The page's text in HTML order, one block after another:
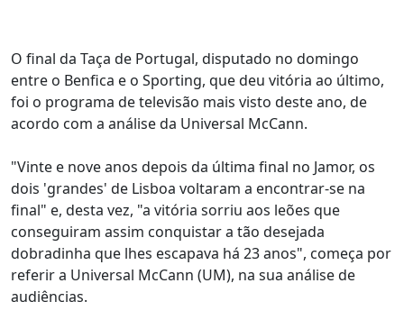
O final da Taça de Portugal, disputado no domingo
entre o Benfica e o Sporting, que deu vitória ao último,
foi o programa de televisão mais visto deste ano, de
acordo com a análise da Universal McCann.
"Vinte e nove anos depois da última final no Jamor, os
dois 'grandes' de Lisboa voltaram a encontrar-se na
final" e, desta vez, "a vitória sorriu aos leões que
conseguiram assim conquistar a tão desejada
dobradinha que lhes escapava há 23 anos", começa por
referir a Universal McCann (UM), na sua análise de
audiências.